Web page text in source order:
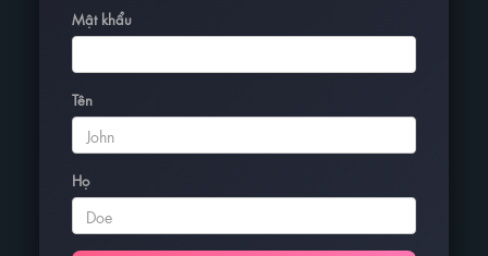
Mật khẩu
Tên
Họ